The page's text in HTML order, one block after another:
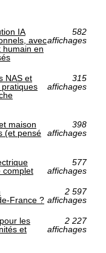
IA
avec
humain en
582
affichages
NAS et
315
affichages
maison
(et pensé
398
affichages
complet
577
affichages
France ?
2 597
affichages
les
et
2 227
affichages